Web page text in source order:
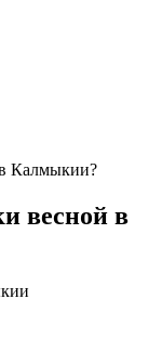
Калмыкии?
весной в